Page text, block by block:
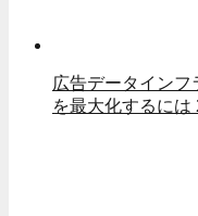
広告データイン
を最大化するには